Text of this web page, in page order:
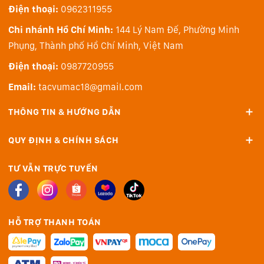
chip M1 xử lý nhanh hơn đến 2.8 lần so với thế hệ
trước, đồng thời cho thời lượng sử dụng pin lên đến 17
giờ đối với duyệt web không dây và lên đến 20 giờ đối
Điện thoại: 0962311955
Chi nhánh Hồ Chí Minh: 144 Lý Nam Đế, Phường Minh
Phụng, Thành phố Hồ Chí Minh, Việt Nam
Điện thoại: 0987720955
Email: tacvumac18@gmail.com
THÔNG TIN & HƯỚNG DẪN
QUY ĐỊNH & CHÍNH SÁCH
TƯ VẪN TRỰC TUYẾN
HỖ TRỢ THANH TOÁN